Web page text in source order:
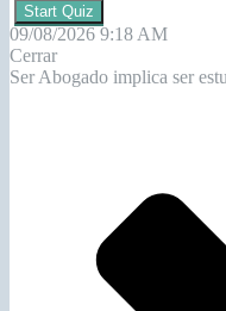
Start Quiz
09/08/2026 9:18 AM
Cerrar
Ser Abogado implica ser